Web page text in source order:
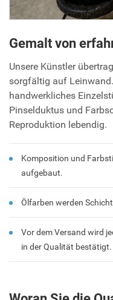
Gemalt von
Unsere Künstler
sorgfältig auf
handwerkliches
Pinselduktus und
Reproduktion lebendig.
Komposition und
aufgebaut.
Ölfarben werden
Vor dem Versand wird
in der Qualität bestätigt.